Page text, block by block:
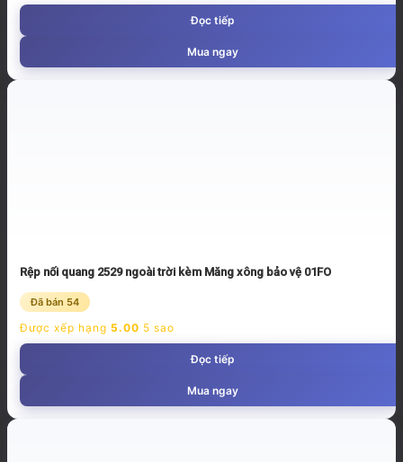
Đọc tiếp
Mua ngay
Rệp nối quang 2529 ngoài trời kèm Măng xông bảo vệ 01FO
Đã bán 54
Được xếp hạng 5.00 5 sao
Đọc tiếp
Mua ngay